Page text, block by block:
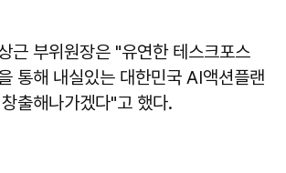
근 부위원장은 "유연한 테스크포스
통해 내실있는 대한민국 AI액션플랜
출해나가겠다"고 했다.